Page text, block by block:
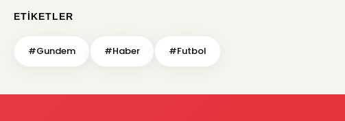
ETIKETLER
#Gundem #Haber #Futbol